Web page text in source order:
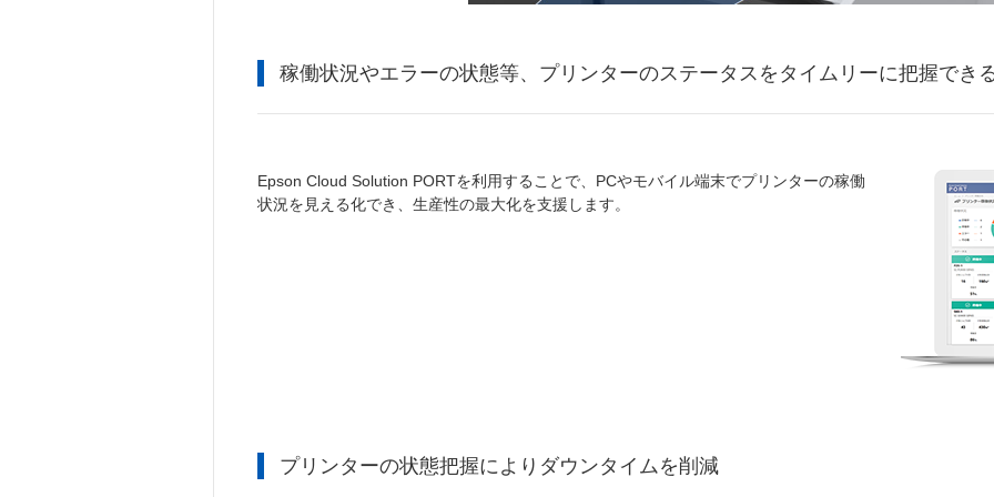
稼働状況やエラーの状態等、プリンターのステータスをタイムリーに把握でき
Epson Cloud Solution PORTを利用することで、PCやモバイル端末でプリンターの稼働
状況を見える化でき、生産性の最大化を支援します。
プリンターの状態把握によりダウンタイムを削減